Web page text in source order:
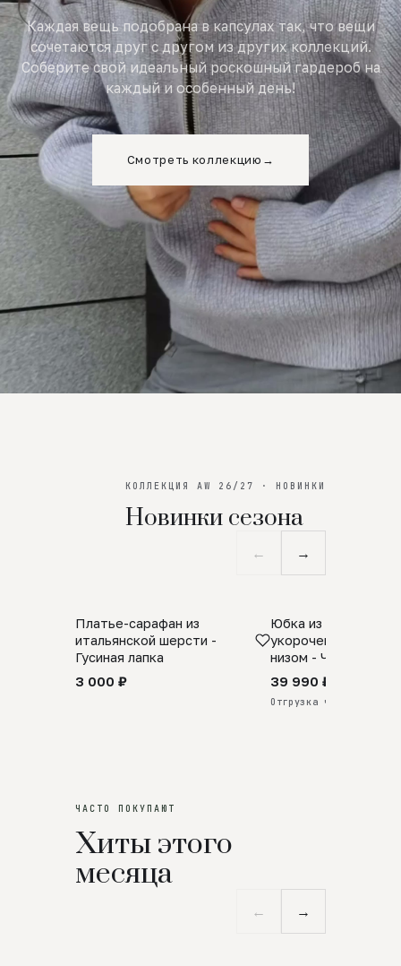
Каждая вещь подобрана в капсулах так, что вещи
сочетаются друг с другом из других коллекций.
Соберите свой идеальный роскошный гардероб на
каждый и особенный день!
Смотреть коллекцию →
КОЛЛЕКЦИЯ AW 26/27 · НОВИНКИ
Новинки сезона
← →
SALE
Платье-сарафан из
итальянской шерсти -
Гусиная лапка
3 000 ₽
ПРЕДЗАКАЗ
Юбка из
укороченная с
низом - Черный
39 990 ₽
Отгрузка через 25 дней
ЧАСТО ПОКУПАЮТ
Хиты этого
месяца
← →